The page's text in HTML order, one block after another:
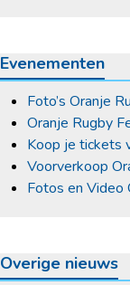
Evenementen
Foto’s Oranje
Oranje Rugby
Koop je tickets
Voorverkoop
Fotos en Video
Overige nieuws